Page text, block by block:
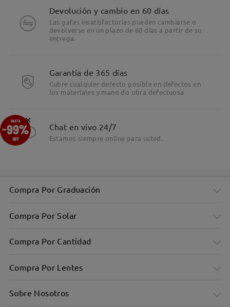
Devolución y cambio en 60 días
Las gafas insatisfactorias pueden cambiarse o
devolverse en un plazo de 60 días a partir de su
entrega.
Garantía de 365 días
Cubre cualquier defecto posible en defectos en
los materiales y mano do obra defectuosa
Chat en vivo 24/7
Estamos siempre online para usted.
Compra Por Graduación
Compra Por Solar
Compra Por Cantidad
Compra Por Lentes
Sobre Nosotros
×